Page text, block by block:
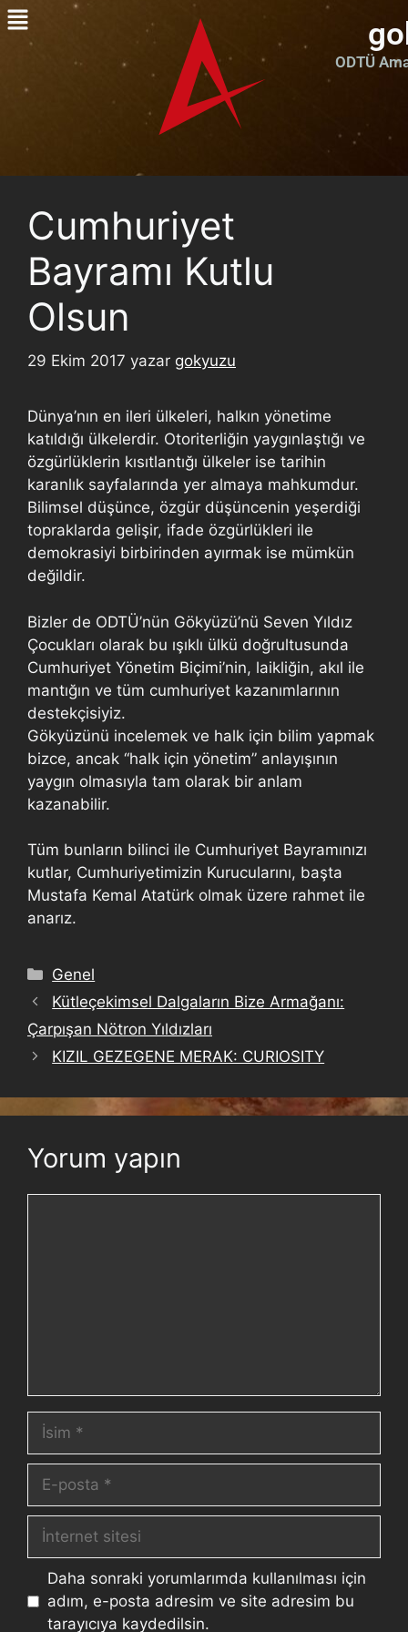
ODTÜ
Cumhuriyet
Bayramı Kutlu
Olsun
29 Ekim 2017 yazar gokyuzu
Dünya’nın en ileri ülkeleri, halkın yönetime
katıldığı ülkelerdir. Otoriterliğin yaygınlaştığı ve
özgürlüklerin kısıtlantığı ülkeler ise tarihin
karanlık sayfalarında yer almaya mahkumdur.
Bilimsel düşünce, özgür düşüncenin yeşerdiği
topraklarda gelişir, ifade özgürlükleri ile
demokrasiyi birbirinden ayırmak ise mümkün
değildir.
Bizler de ODTÜ’nün Gökyüzü’nü Seven Yıldız
Çocukları olarak bu ışıklı ülkü doğrultusunda
Cumhuriyet Yönetim Biçimi’nin, laikliğin, akıl ile
mantığın ve tüm cumhuriyet kazanımlarının
destekçisiyiz.
Gökyüzünü incelemek ve halk için bilim yapmak
bizce, ancak “halk için yönetim” anlayışının
yaygın olmasıyla tam olarak bir anlam
kazanabilir.
Tüm bunların bilinci ile Cumhuriyet Bayramınızı
kutlar, Cumhuriyetimizin Kurucularını, başta
Mustafa Kemal Atatürk olmak üzere rahmet ile
anarız.
Genel
Kütleçekimsel Dalgaların Bize Armağanı:
Çarpışan Nötron Yıldızları
KIZIL GEZEGENE MERAK: CURIOSITY
Yorum yapın
Daha sonraki yorumlarımda kullanılması için
adım, e-posta adresim ve site adresim bu
tarayıcıya kaydedilsin.